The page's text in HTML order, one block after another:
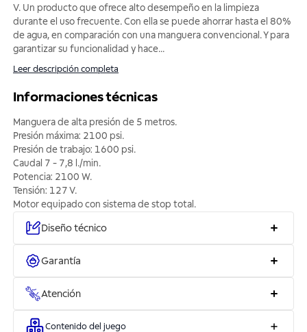
V. Un producto que ofrece alto desempeño en la limpieza
durante el uso frecuente. Con ella se puede ahorrar hasta el 80%
de agua, en comparación con una manguera convencional. Y para
garantizar su funcionalidad y hace...
Leer descripción completa
Informaciones técnicas
Manguera de alta presión de 5 metros.
Presión máxima: 2100 psi.
Presión de trabajo: 1600 psi.
Caudal 7 - 7,8 l./min.
Potencia: 2100 W.
Tensión: 127 V.
Motor equipado con sistema de stop total.
Diseño técnico
Garantía
Atención
Contenido del juego